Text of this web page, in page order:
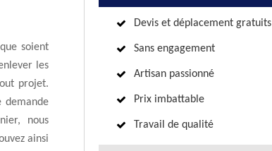
soient
les
projet.
demande
nous
ainsi
Devis et déplacement gratuits
Sans engagement
Artisan passionné
Prix imbattable
Travail de qualité